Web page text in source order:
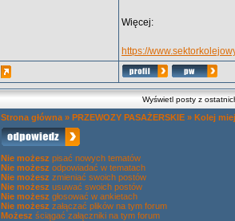
Więcej:
https://
Wyświetl posty z
Strona główna » PRZEWOZY PASAŻERSKIE » Kolej
Nie możesz pisać nowych tematów
Nie możesz odpowiadać w tematach
Nie możesz zmieniać swoich postów
Nie możesz usuwać swoich postów
Nie możesz głosować w ankietach
Nie możesz załączać plików na tym forum
Możesz ściągać załączniki na tym forum